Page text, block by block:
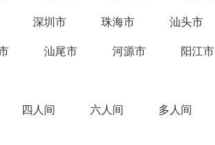
深圳市 珠海市 汕头市
汕尾市 河源市 阳江市
四人间 六人间 多人间